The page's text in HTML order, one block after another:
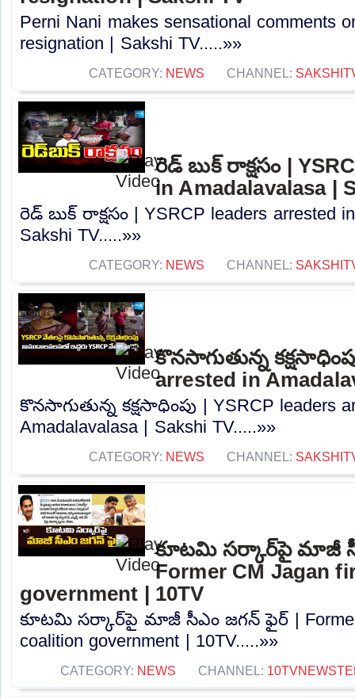
Perni Nani makes sensational comments
resignation | Sakshi TV.....»»
CATEGORY: NEWS CHANNEL:
రెడ్ బుక్ రాక్షసం |
in Amadalavalasa |
రెడ్ బుక్ రాక్షసం | YSRCP leaders arrested
Sakshi TV.....»»
CATEGORY: NEWS CHANNEL:
కొనసాగుతున్న
arrested in
కొనసాగుతున్న కక్షసాధింపు | YSRCP leaders
Amadalavalasa | Sakshi TV.....»»
CATEGORY: NEWS CHANNEL:
కూటమి సర్కార్‌పై మాజీ
Former CM Jagan
government | 10TV
కూటమి సర్కార్‌పై మాజీ సీఎం జగన్ ఫైర్ | Former
coalition government | 10TV.....»»
CATEGORY: NEWS CHANNEL: